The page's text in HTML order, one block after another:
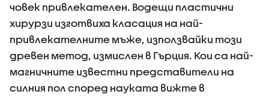
човек привлекателен. Водещи пластични
хирурзи изготвиха класация на най-
привлекателните мъже, използвайки този
древен метод, измислен в Гърция. Кои са най-
магничните известни представители на
силния пол според науката вижте в